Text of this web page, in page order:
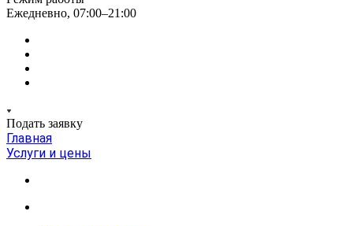
Ежедневно, 07:00–21:00
Подать заявку
Главная
Услуги и цены